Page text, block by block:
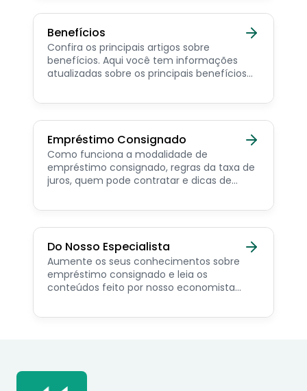
Benefícios
Confira os principais artigos sobre
benefícios. Aqui você tem informações
atualizadas sobre os principais benefícios
pensionista e beneficiários de programas
Empréstimo Consignado
Como funciona a modalidade de
empréstimo consignado, regras da taxa de
juros, quem pode contratar e dicas de
Do Nosso Especialista
Aumente os seus conhecimentos sobre
empréstimo consignado e leia os
conteúdos feito por nosso economista